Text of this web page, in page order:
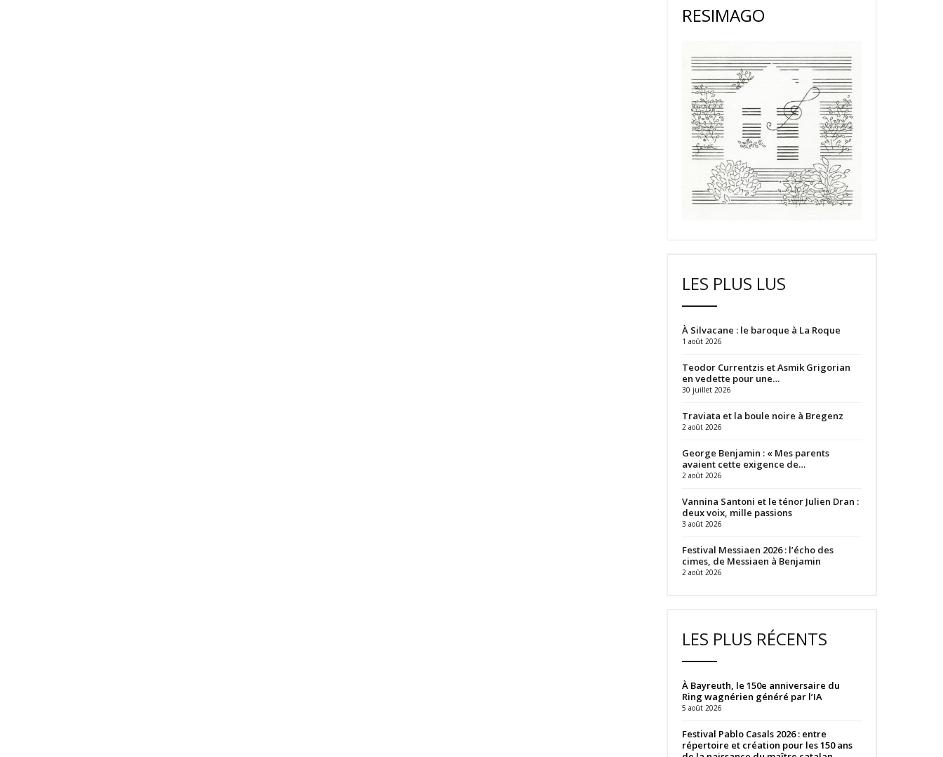
RESIMAGO
LES PLUS LUS
À Silvacane : le baroque à La Roque
1 août 2026
Teodor Currentzis et Asmik Grigorian
en vedette pour une…
30 juillet 2026
Traviata et la boule noire à Bregenz
2 août 2026
George Benjamin : « Mes parents
avaient cette exigence de…
2 août 2026
Vannina Santoni et le ténor Julien Dran :
deux voix, mille passions
3 août 2026
Festival Messiaen 2026 : l’écho des
cimes, de Messiaen à Benjamin
2 août 2026
LES PLUS RÉCENTS
À Bayreuth, le 150e anniversaire du
Ring wagnérien généré par l’IA
5 août 2026
Festival Pablo Casals 2026 : entre
répertoire et création pour les 150 ans